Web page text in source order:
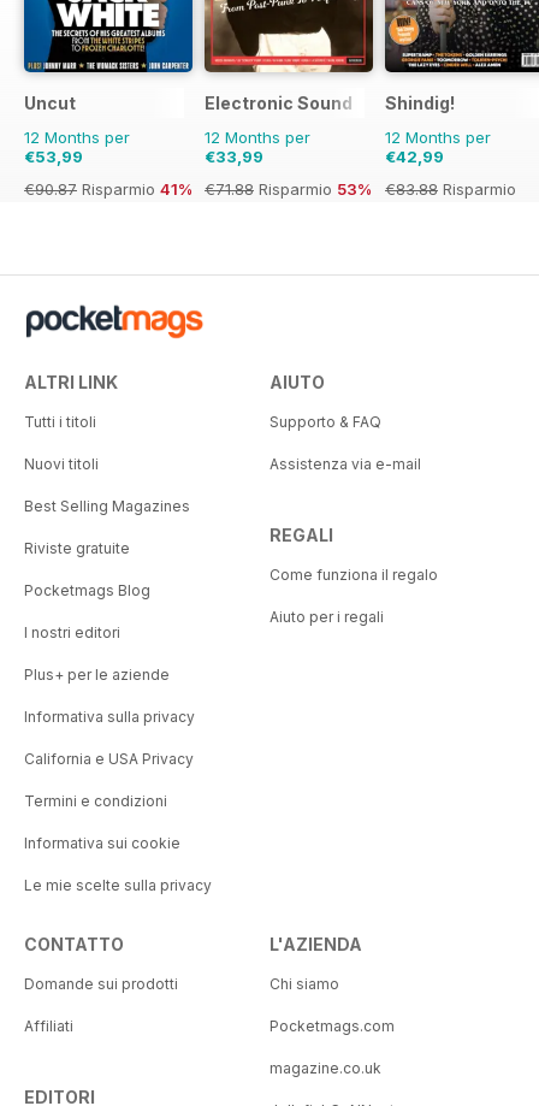
Uncut
12 Months per
€53,99
€90.87 Risparmio 41%
Electronic Sound
12 Months per
€33,99
€71.88 Risparmio 53%
Shindig!
12 Months per
€42,99
€83.88 Risparmio
ALTRI LINK
Tutti i titoli
Nuovi titoli
Best Selling Magazines
Riviste gratuite
Pocketmags Blog
I nostri editori
Plus+ per le aziende
Informativa sulla privacy
California e USA Privacy
Termini e condizioni
Informativa sui cookie
Le mie scelte sulla privacy
AIUTO
Supporto & FAQ
Assistenza via e-mail
REGALI
Come funziona il regalo
Aiuto per i regali
CONTATTO
Domande sui prodotti
Affiliati
EDITORI
L'AZIENDA
Chi siamo
Pocketmags.com
magazine.co.uk